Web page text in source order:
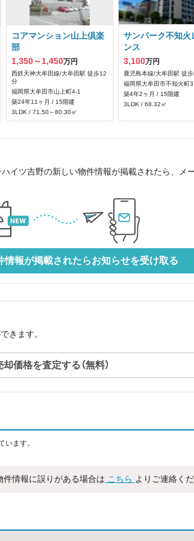
コアマンション山上倶楽
部
1,350～1,450万円
西鉄天神大牟田線/大牟田駅 徒歩12
分
福岡県大牟田市山上町4-1
築24年11ヶ月 / 15階建
3LDK / 71.50～80.30㎡
サンパーク不知火
ンス
3,100万円
鹿児島本線/大牟田駅 徒
福岡県大牟田市不知火町
築4年2ヶ月 / 15階建
3LDK / 68.32㎡
イツ吉野の新しい物件情報が掲載されたら、メ
情報が掲載されたらお知らせを受け取る
きます。
価格を査定する（無料）
ます。
情報に誤りがある場合は こちら よりご連絡く